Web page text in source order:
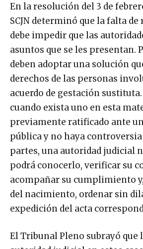
En la resolución del 3 de
SCJN determinó que la falta
debe impedir que las
asuntos que se les presentan.
deben adoptar una solución
derechos de las personas
acuerdo de gestación
cuando exista uno en esta
previamente ratificado ante
pública y no haya
partes, una autoridad judicial
podrá conocerlo, verificar su
acompañar su cumplimiento
del nacimiento, ordenar sin
expedición del acta
El Tribunal Pleno subrayó que